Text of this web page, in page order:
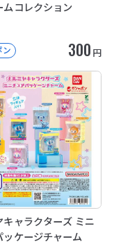
ムコレクション
ン 300 円
キャラクターズ ミニ
ッケージチャーム